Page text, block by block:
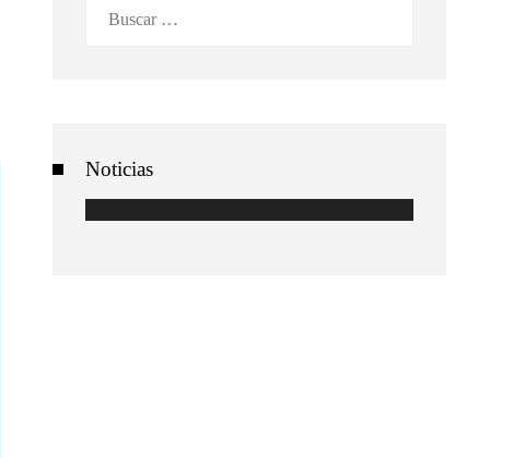
Noticias